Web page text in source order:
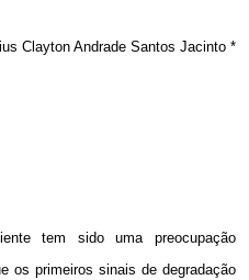
Clayton Andrade Santos Jacinto *
tem sido uma preocupação
os primeiros sinais de degradação